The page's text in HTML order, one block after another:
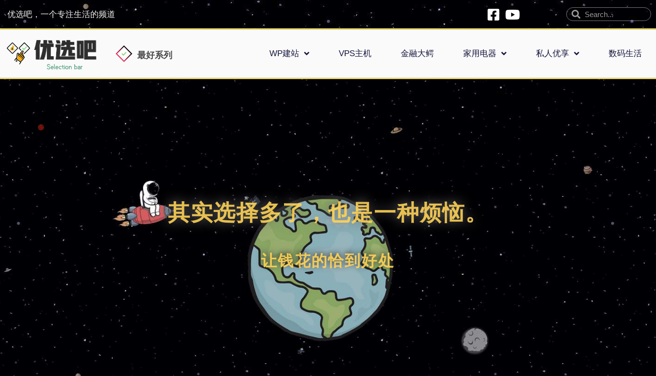
优选吧，一个专注生活的频道
最好系列 WP建站 VPS主机 金融大鳄 家用电器 私人优享 数码生活
其实选择多了，也是一种烦恼。
让钱花的恰到好处